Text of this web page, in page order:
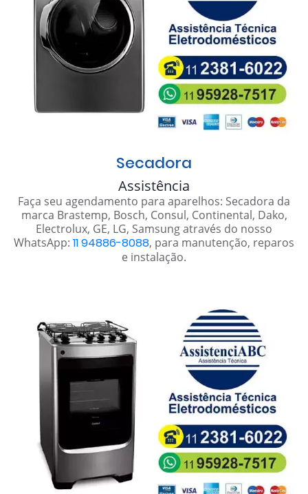
Secadora
Assistência
Faça seu agendamento para aparelhos: Secadora da
marca Brastemp, Bosch, Consul, Continental, Dako,
Electrolux, GE, LG, Samsung através do nosso
WhatsApp: 11 94886-8088, para manutenção, reparos
e instalação.